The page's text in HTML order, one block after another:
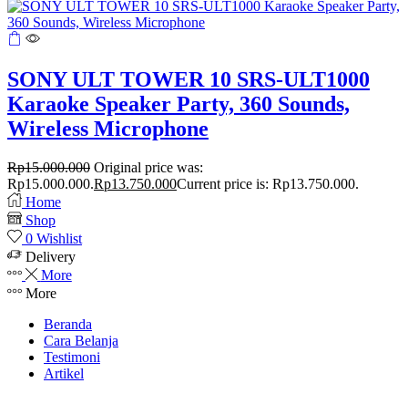
SONY ULT TOWER 10 SRS-ULT1000
Karaoke Speaker Party, 360 Sounds,
Wireless Microphone
Rp15.000.000 Original price was:
Rp15.000.000.Rp13.750.000Current price is: Rp13.750.000.
Home
Shop
0 Wishlist
Delivery
More
More
Beranda
Cara Belanja
Testimoni
Artikel